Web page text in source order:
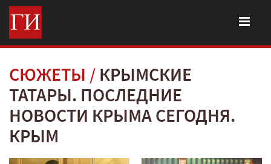
СЮЖЕТЫ
КРЫМСКИЕ
ТАТАРЫ. ПОСЛЕДНИЕ
НОВОСТИ КРЫМА СЕГОДНЯ.
КРЫМ